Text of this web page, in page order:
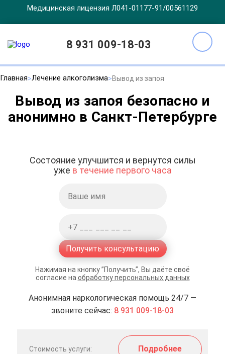
Медицинская лицензия Л041-01177-91/00561129
8 931 009-18-03
Главная Лечение алкоголизма Вывод из запоя
Вывод из запоя безопасно и
анонимно в Санкт-Петербурге
Состояние улучшится и вернутся силы
уже в течение первого часа
Получить консультацию
Нажимая на кнопку ”Получить”, Вы даёте своё
согласие на обработку персональных данных
Анонимная наркологическая помощь 24/7 —
звоните сейчас: 8 931 009-18-03
Стоимость услуги: Подробнее